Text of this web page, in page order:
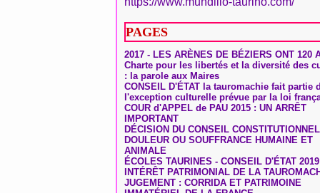
PAGES
2017 - LES ARÈNES DE BÉZIERS ONT 120
Charte pour les libertés et la diversité des
: la parole aux Maires
CONSEIL D'ÉTAT la tauromachie fait partie
l'exception culturelle prévue par la loi
COUR d'APPEL de PAU 2015 : UN ARRÊT
IMPORTANT
DÉCISION DU CONSEIL CONSTITUTIONNEL
DOULEUR OU SOUFFRANCE HUMAINE ET
ANIMALE
ÉCOLES TAURINES - CONSEIL D'ÉTAT 2019
INTÉRÊT PATRIMONIAL DE LA
JUGEMENT : CORRIDA ET PATRIMOINE